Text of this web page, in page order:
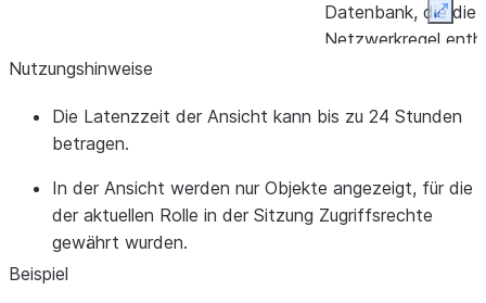
Datenbank, die die
Netzwerkregel
die Netzwerkregel
Eigentümer der
Netzwerkregel ist.
Nutzungshinweise
Die Latenzzeit der Ansicht kann bis zu 24 Stunden
betragen.
In der Ansicht werden nur Objekte angezeigt, für die
der aktuellen Rolle in der Sitzung Zugriffsrechte
gewährt wurden.
Beispiel